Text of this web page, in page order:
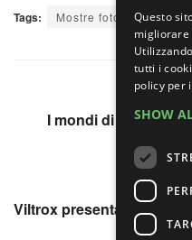
Tags: Mostre fotografia
I mondi di Paolo
Articolo
Viltrox presenta il 56mm
alla L-
Questo
migliorare
tutti i
policy per
SHOW